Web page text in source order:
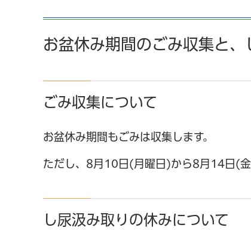
お盆休み期間のごみ収集と、
ごみ収集について
お盆休み期間もごみは収集します。
ただし、8月10日(月曜日)から8月14日(金
し尿汲み取りの休みについて